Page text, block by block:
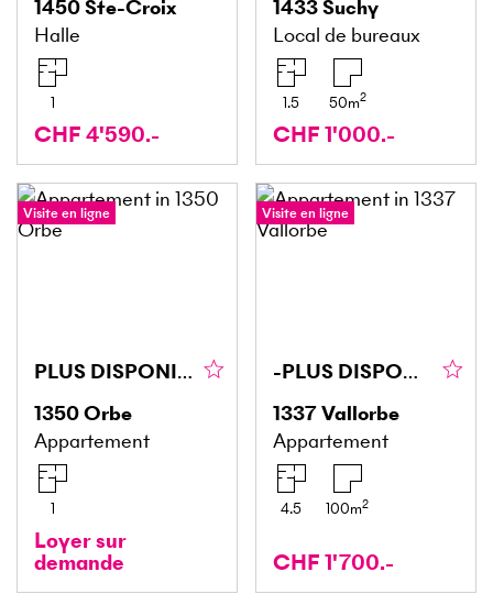
1450Ste-Croix
Halle
1
CHF 4'590.-
1433Suchy
Local de bureaux
1.5 50m2
CHF 1'000.-
Visite en ligne
PLUS DISPONIBLE
1350Orbe
Appartement
1
Loyer sur
demande
Visite en ligne
-PLUS DISPONIBLE-
1337Vallorbe
Appartement
4.5 100m2
CHF 1'700.-